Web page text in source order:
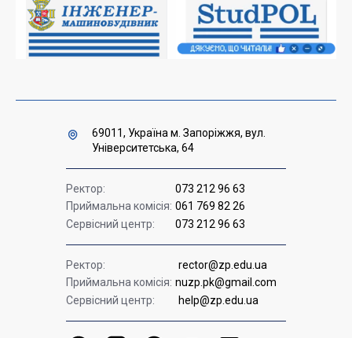
Міністерство освіти і науки України
Урядова "гаряча лінія" 1545
69011, Україна м. Запоріжжя, вул.
Університетська, 64
Ректор:
073 212 96 63
Приймальна комісія: 061 769 82 26
Сервісний центр:
073 212 96 63
Ректор:
rector@zp.edu.ua
Приймальна комісія: nuzp.pk@gmail.com
Сервісний центр:
help@zp.edu.ua